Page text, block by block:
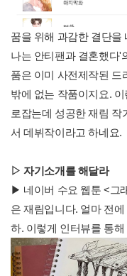
꿈을 위해 과감한 결단을
나는 안티팬과 결혼했다'
품은 이미 사전제작된 드
밖에 없는 작품이지요.
로잡는데 성공한 재림 작
서 데뷔작이라고 하네요.
▷ 자기소개를 해달라
▶ 네이버 수요 웹툰 <그
은 재림입니다. 얼마 전
하. 이렇게 인터뷰를 통